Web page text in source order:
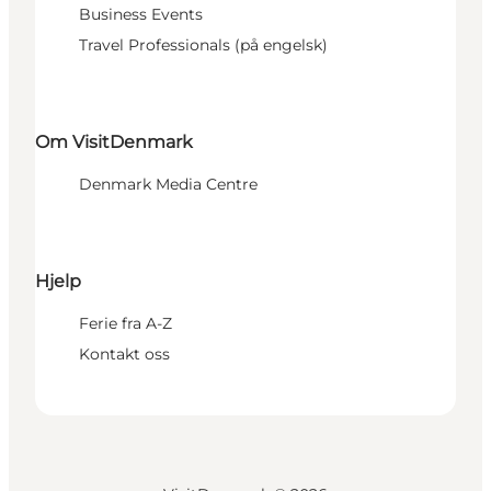
Business Events
Travel Professionals (på engelsk)
Om VisitDenmark
Denmark Media Centre
Hjelp
Ferie fra A-Z
Kontakt oss